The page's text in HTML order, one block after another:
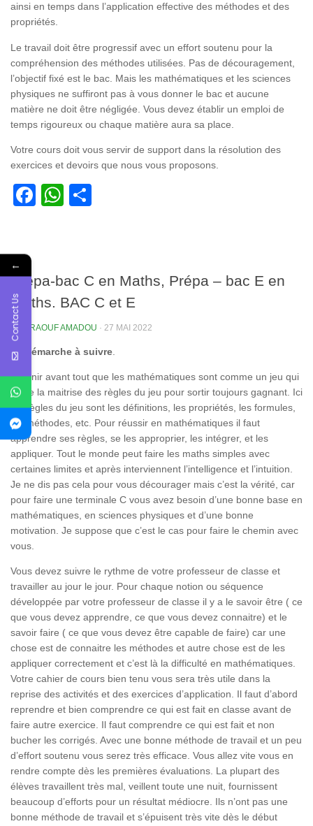
ainsi en temps dans l’application effective des méthodes et des
propriétés.
Le travail doit être progressif avec un effort soutenu pour la
compréhension des méthodes utilisées. Pas de découragement,
l’objectif fixé est le bac. Mais les mathématiques et les sciences
physiques ne suffiront pas à vous donner le bac et aucune
matière ne doit être négligée. Vous devez établir un emploi de
temps rigoureux ou chaque matière aura sa place.
Votre cours doit vous servir de support dans la résolution des
exercices et devoirs que nous vous proposons.
Facebook
WhatsApp
Prépa-bac C en Maths, Prépa – bac E en
Maths. BAC C et E
PAR RAOUF AMADOU · 27 MAI 2022
La démarche à suivre
Retenir avant tout que les mathématiques sont comme un jeu qui
exige la maitrise des règles du jeu pour sortir toujours gagnant. Ici
les règles du jeu sont les définitions, les propriétés, les formules,
les méthodes, etc. Pour réussir en mathématiques il faut
apprendre ses règles, se les approprier, les intégrer, et les
appliquer. Tout le monde peut faire les maths simples avec
certaines limites et après interviennent l’intelligence et l’intuition.
Je ne dis pas cela pour vous décourager mais c’est la vérité, car
pour faire une terminale C vous avez besoin d’une bonne base en
mathématiques, en sciences physiques et d’une bonne
motivation. Je suppose que c’est le cas pour faire le chemin avec
vous.
Vous devez suivre le rythme de votre professeur de classe et
travailler au jour le jour. Pour chaque notion ou séquence
développée par votre professeur de classe il y a le savoir être ( ce
que vous devez apprendre, ce que vous devez connaitre) et le
savoir faire ( ce que vous devez être capable de faire) car une
chose est de connaitre les méthodes et autre chose est de les
appliquer correctement et c’est là la difficulté en mathématiques.
Votre cahier de cours bien tenu vous sera très utile dans la
reprise des activités et des exercices d’application. Il faut d’abord
reprendre et bien comprendre ce qui est fait en classe avant de
faire autre exercice. Il faut comprendre ce qui est fait et non
bucher les corrigés. Avec une bonne méthode de travail et un peu
d’effort soutenu vous serez très efficace. Vous allez vite vous en
rendre compte dès les premières évaluations. La plupart des
élèves travaillent très mal, veillent toute une nuit, fournissent
beaucoup d’efforts pour un résultat médiocre. Ils n’ont pas une
bonne méthode de travail et s’épuisent très vite dès le début
←
Contact Us